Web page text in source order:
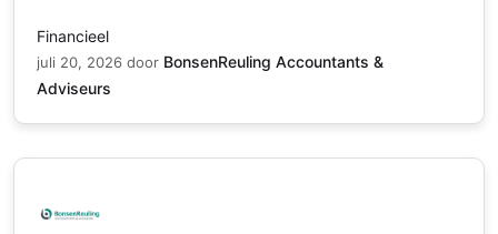
Financieel
juli 20, 2026 door BonsenReuling Accountants &
Adviseurs